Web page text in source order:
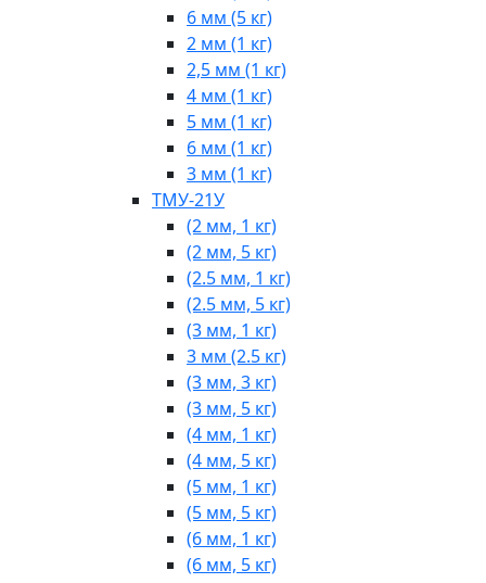
6 мм (5 кг)
2 мм (1 кг)
2,5 мм (1 кг)
4 мм (1 кг)
5 мм (1 кг)
6 мм (1 кг)
3 мм (1 кг)
ТМУ-21У
(2 мм, 1 кг)
(2 мм, 5 кг)
(2.5 мм, 1 кг)
(2.5 мм, 5 кг)
(3 мм, 1 кг)
3 мм (2.5 кг)
(3 мм, 3 кг)
(3 мм, 5 кг)
(4 мм, 1 кг)
(4 мм, 5 кг)
(5 мм, 1 кг)
(5 мм, 5 кг)
(6 мм, 1 кг)
(6 мм, 5 кг)